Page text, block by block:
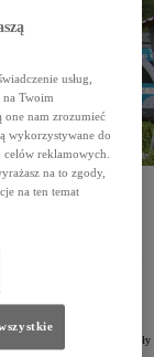
paliwowe Toyoty drugiej
trasie w hiszpańskich
Civia firmy CAF. Może być
Toyoty. Napęd o nazwie
drugiej generacji, które
Canfranc. Był to niezwykle
część torów miała
wodorowego. Testy wypadły
sprawdzianów.
usług,
Twoim
one nam zrozumieć
wykorzystywane do
celów reklamowych.
na to zgody,
na ten temat